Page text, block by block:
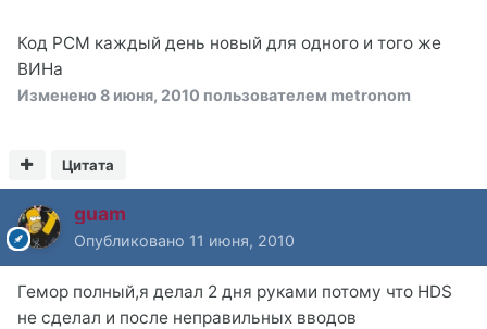
Код РСМ каждый день новый для одного и того же
ВИНа
Изменено 8 июня, 2010 пользователем metronom
Цитата
guam
Опубликовано 11 июня, 2010
Гемор полный,я делал 2 дня руками потому что HDS
не сделал и после неправильных вводов